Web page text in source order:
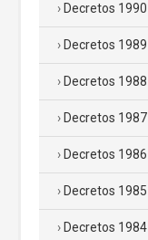
Decretos 1990
Decretos 1989
Decretos 1988
Decretos 1987
Decretos 1986
Decretos 1985
Decretos 1984